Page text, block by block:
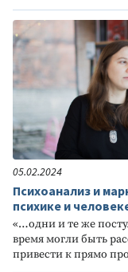
05.02.2024
Психоанализ и
психике и
«…одни и те же
время могли быть
привести к прямо